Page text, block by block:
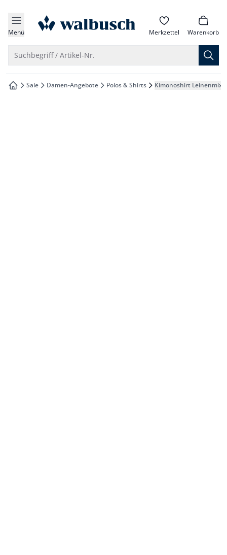
springen
springen
springen
springen
Menü zur Startseite Merkzettel Warenkorb
Suchbegriff / Artikel-Nr.
zur Startseite
Sale Damen-Angebote Polos & Shirts Kimonoshirt Leinenmix